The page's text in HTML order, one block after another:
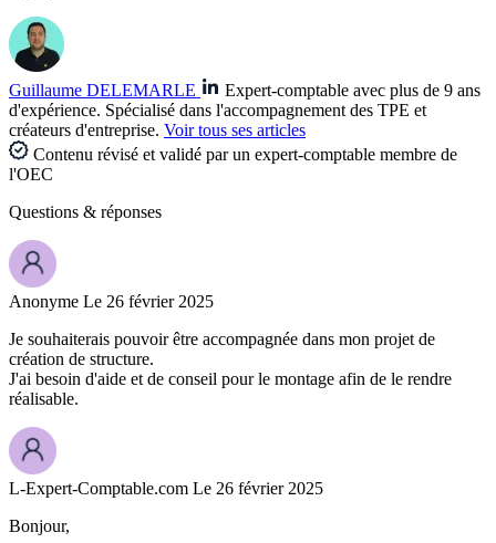
Guillaume DELEMARLE
Expert-comptable avec plus de 9 ans
d'expérience. Spécialisé dans l'accompagnement des TPE et
créateurs d'entreprise. Voir tous ses articles
Contenu révisé et validé par un expert-comptable membre de
l'OEC
Questions & réponses
Anonyme Le 26 février 2025
Je souhaiterais pouvoir être accompagnée dans mon projet de
création de structure.
J'ai besoin d'aide et de conseil pour le montage afin de le rendre
réalisable.
L-Expert-Comptable.com Le 26 février 2025
Bonjour,